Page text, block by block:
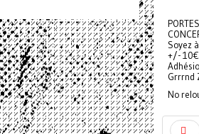
Soyez
+/- 10€
Grrrnd
No